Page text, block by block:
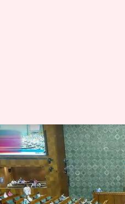
Parliament
Sessions: నేటి
వర్షాకాల సెషన్‌
ఎజెండాకు